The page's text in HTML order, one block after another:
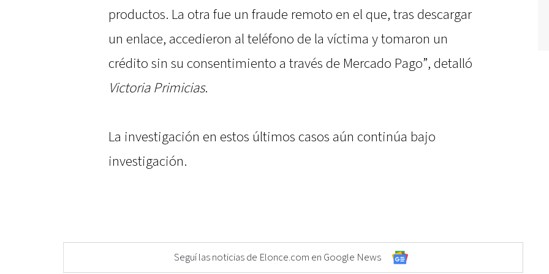
productos. La otra fue un fraude remoto en el que, tras descargar
un enlace, accedieron al teléfono de la víctima y tomaron un
crédito sin su consentimiento a través de Mercado Pago”, detalló
Victoria Primicias.
La investigación en estos últimos casos aún continúa bajo
investigación.
Seguí las noticias de Elonce.com en Google News